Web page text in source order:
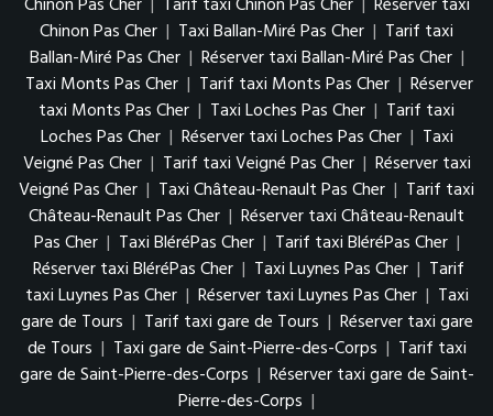
Chinon Pas Cher | Taxi Ballan-Miré Pas Cher | Tarif taxi
Ballan-Miré Pas Cher | Réserver taxi Ballan-Miré Pas Cher |
Taxi Monts Pas Cher | Tarif taxi Monts Pas Cher | Réserver
taxi Monts Pas Cher | Taxi Loches Pas Cher | Tarif taxi
Loches Pas Cher | Réserver taxi Loches Pas Cher | Taxi
Veigné Pas Cher | Tarif taxi Veigné Pas Cher | Réserver taxi
Veigné Pas Cher | Taxi Château-Renault Pas Cher | Tarif taxi
Château-Renault Pas Cher | Réserver taxi Château-Renault
Pas Cher | Taxi BléréPas Cher | Tarif taxi BléréPas Cher |
Réserver taxi BléréPas Cher | Taxi Luynes Pas Cher | Tarif
taxi Luynes Pas Cher | Réserver taxi Luynes Pas Cher | Taxi
gare de Tours | Tarif taxi gare de Tours | Réserver taxi gare
de Tours | Taxi gare de Saint-Pierre-des-Corps | Tarif taxi
gare de Saint-Pierre-des-Corps | Réserver taxi gare de Saint-
Pierre-des-Corps |